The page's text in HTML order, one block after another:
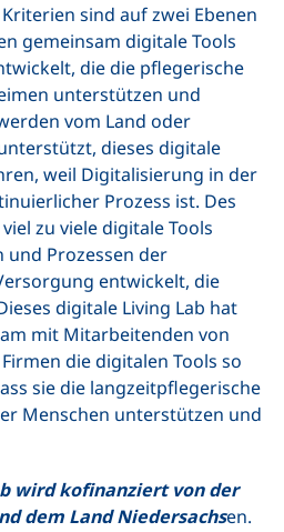
sind auf zwei Ebenen
gemeinsam digitale Tools
die die pflegerische
unterstützen und
vom Land oder
dieses digitale
weil Digitalisierung in der
Prozess ist. Des
zu viele digitale Tools
und Prozessen der
entwickelt, die
digitale Living Lab hat
mit Mitarbeitenden von
die digitalen Tools so
sie die langzeitpflegerische
Menschen unterstützen und
wird kofinanziert von der
dem Land Niedersachsen.